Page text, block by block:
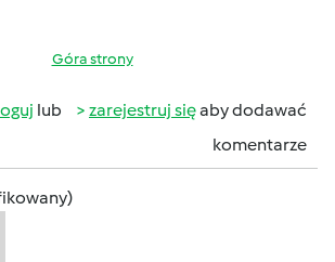
Góra strony
lub zarejestruj sięaby dodawać
komentarze